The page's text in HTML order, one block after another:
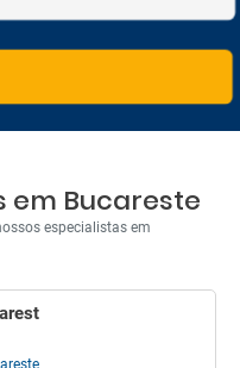
em Bucareste
especialistas em